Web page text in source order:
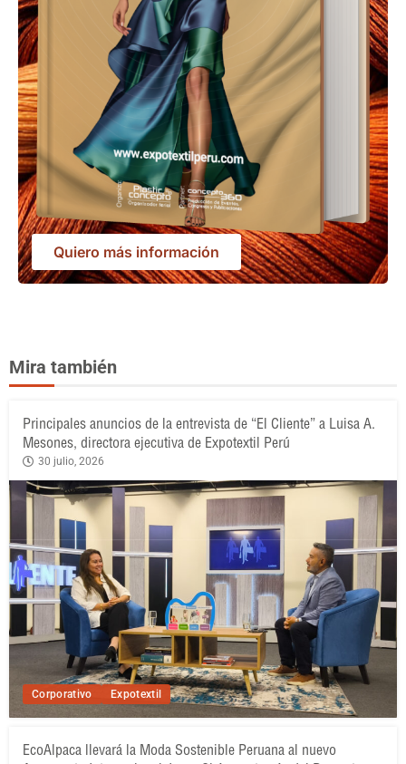
Quiero más información
Mira también
Corporativo Expotextil
Principales anuncios de la entrevista de “El Cliente” a Luisa A.
Mesones, directora ejecutiva de Expotextil Perú
30 julio, 2026
EcoAlpaca llevará la Moda Sostenible Peruana al nuevo